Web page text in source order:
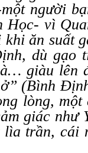
người
Học- vì
ăn suất
dù gạo
giàu lên
(Bình
lòng,
giác như
trần, cái